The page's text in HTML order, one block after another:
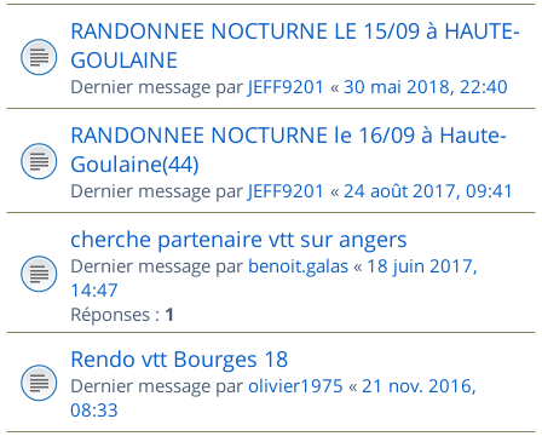
RANDONNEE NOCTURNE LE 15/09 à HAUTE-
GOULAINE
Dernier message par JEFF9201 « 30 mai 2018, 22:40
RANDONNEE NOCTURNE le 16/09 à Haute-
Goulaine(44)
Dernier message par JEFF9201 « 24 août 2017, 09:41
cherche partenaire vtt sur angers
Dernier message par benoit.galas « 18 juin 2017,
14:47
Réponses : 1
Rendo vtt Bourges 18
Dernier message par olivier1975 « 21 nov. 2016,
08:33